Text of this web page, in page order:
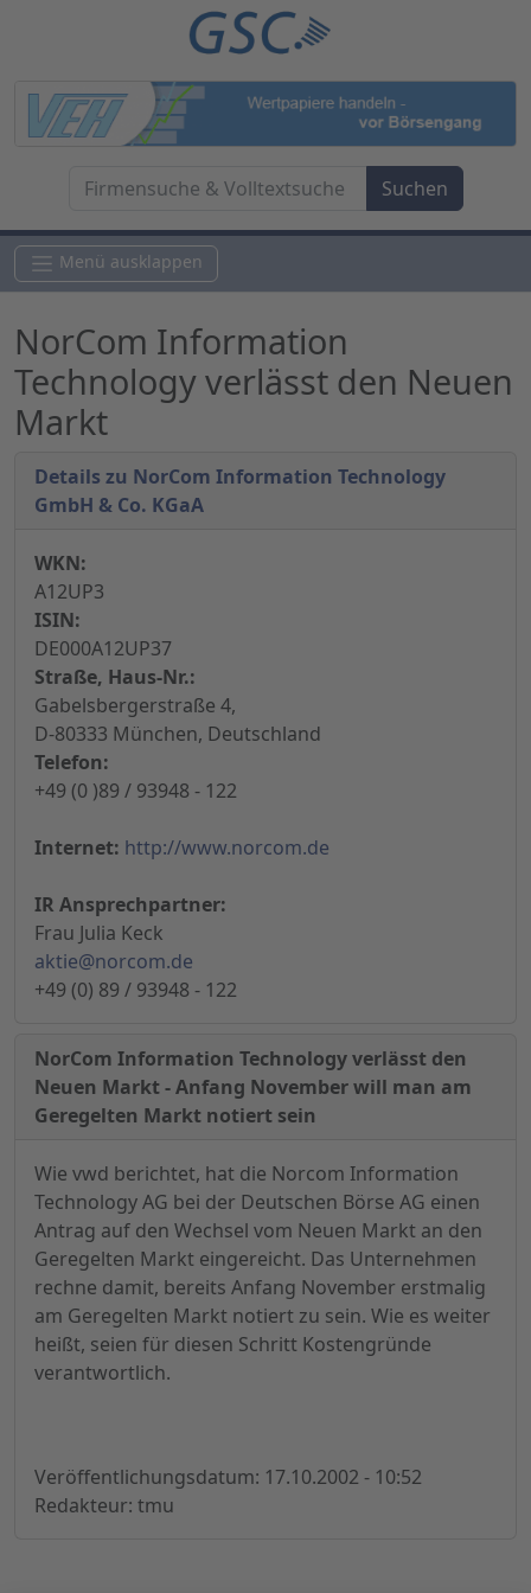
Menü ausklappen
NorCom Information
Technology verlässt den Neuen
Markt
Details zu NorCom Information Technology
GmbH & Co. KGaA
WKN:
A12UP3
ISIN:
DE000A12UP37
Straße, Haus-Nr.:
Gabelsbergerstraße 4,
D-80333 München, Deutschland
Telefon:
+49 (0 )89 / 93948 - 122
Internet: http://www.norcom.de
IR Ansprechpartner:
Frau Julia Keck
aktie@norcom.de
+49 (0) 89 / 93948 - 122
NorCom Information Technology verlässt den
Neuen Markt - Anfang November will man am
Geregelten Markt notiert sein
Wie vwd berichtet, hat die Norcom Information
Technology AG bei der Deutschen Börse AG einen
Antrag auf den Wechsel vom Neuen Markt an den
Geregelten Markt eingereicht. Das Unternehmen
rechne damit, bereits Anfang November erstmalig
am Geregelten Markt notiert zu sein. Wie es weiter
heißt, seien für diesen Schritt Kostengründe
verantwortlich.
Veröffentlichungsdatum: 17.10.2002 - 10:52
Redakteur: tmu